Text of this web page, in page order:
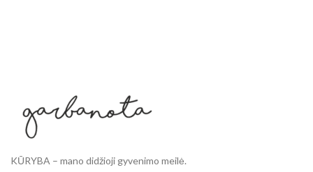
KŪRYBA – mano didžioji gyvenimo meilė.